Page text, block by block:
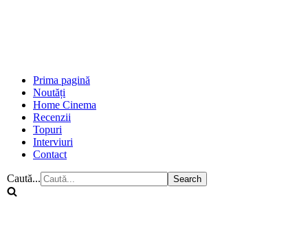
Prima pagină
Noutăți
Home Cinema
Recenzii
Topuri
Interviuri
Contact
Caută...